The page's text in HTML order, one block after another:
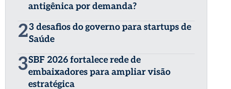
antigênica por demanda?
23 desafios do governo para startups de
Saúde
3SBF 2026 fortalece rede de
embaixadores para ampliar visão
estratégica